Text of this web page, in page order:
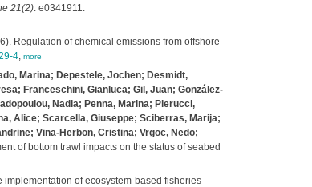
21(2): e0341911.
Regulation of chemical emissions from offshore
4, more
Marina; Depestele, Jochen; Desmidt,
Franceschini, Gianluca; Gil, Juan; González‐
Nadia; Penna, Marina; Pierucci,
Alice; Scarcella, Giuseppe; Sciberras, Marija;
Vina‐Herbon, Cristina; Vrgoc, Nedo;
of bottom trawl impacts on the status of seabed
of ecosystem-based fisheries